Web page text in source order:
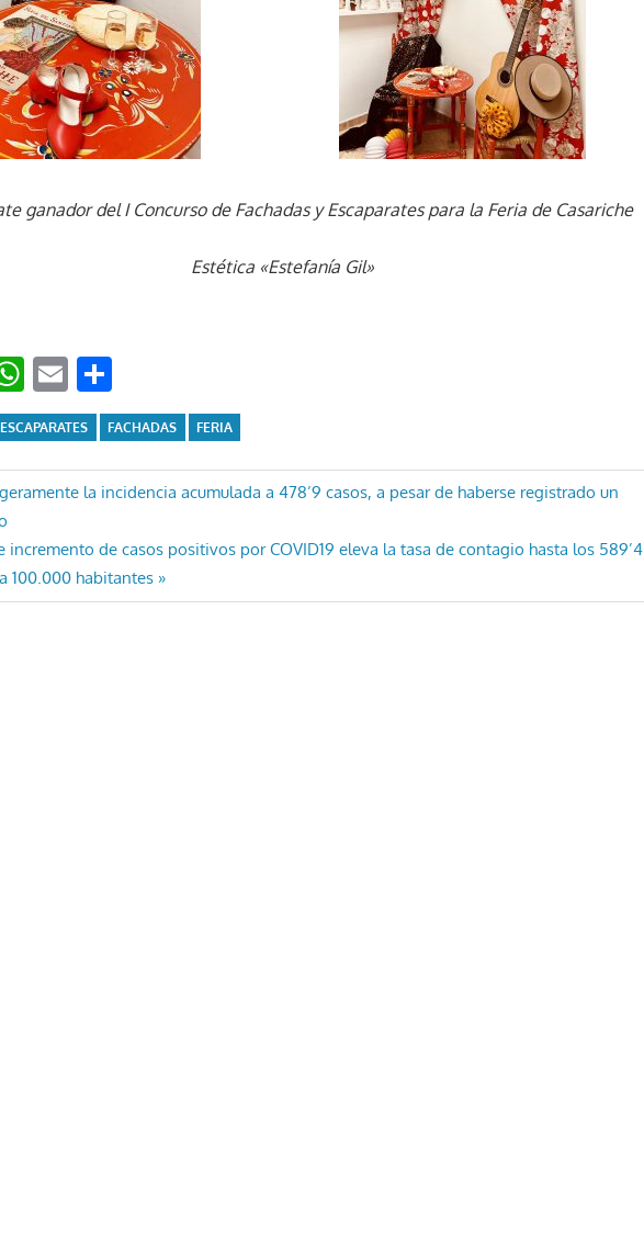
ganador del I Concurso de Fachadas y Escaparates para la Feria de Casariche
Estética «Estefanía Gil»
WhatsApp
Email
ESCAPARATES FACHADAS FERIA
la incidencia acumulada a 478’9 casos, a pesar de haberse registrado un
incremento de casos positivos por COVID19 eleva la tasa de contagio hasta los 589’4
100.000 habitantes